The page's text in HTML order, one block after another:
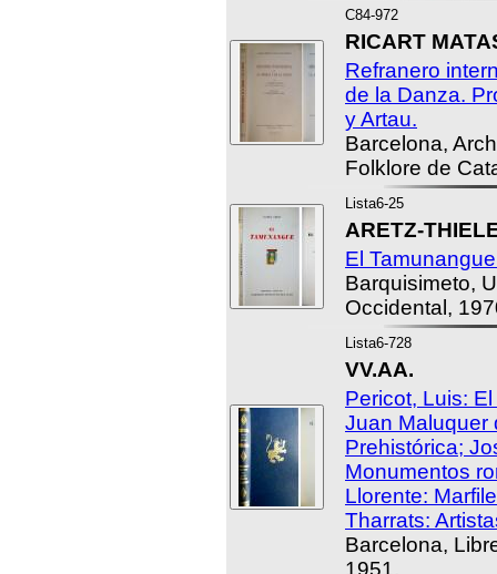
C84-972
RICART
Refranero
de la Danza.
y Artau.
Barcelona,
Folklore de
Lista6-25
ARETZ-
El
Barquisimeto,
Occidental,
Lista6-728
VV.AA.
Pericot, Luis:
Juan Maluquer
Prehistórica;
Monumentos
Llorente:
Tharrats:
Barcelona,
1951.